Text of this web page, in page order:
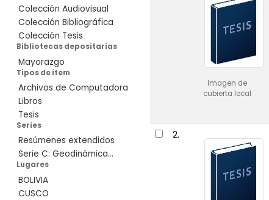
Colección Audiovisual
Colección Bibliográfica
Colección Tesis
Bibliotecas depositarias
Mayorazgo
Tipos de ítem
Archivos de Computadora
Libros
Tesis
Series
Resúmenes extendidos
Serie C: Geodinámica...
Lugares
BOLIVIA
CUSCO
Imagen de
cubierta local
2.